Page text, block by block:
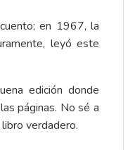
en 1967, la
leyó este
edición donde
páginas. No sé a
verdadero.